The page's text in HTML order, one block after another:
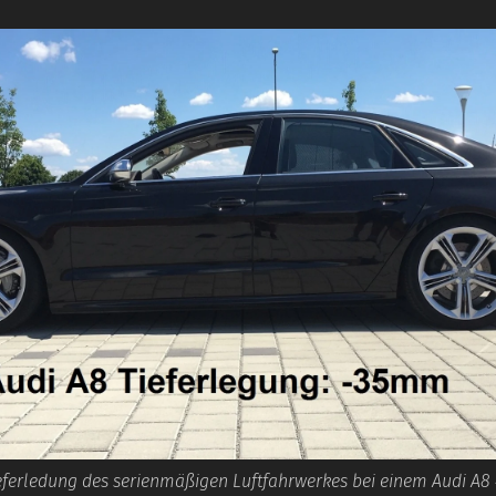
des serienmäßigen Luftfahrwerkes bei einem Audi A8